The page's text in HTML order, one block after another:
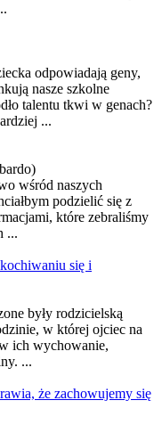
odpowiadają geny,
nasze szkolne
talentu tkwi w genach?
...
wśród naszych
podzielić się z
które zebraliśmy
...
się i
były rodzicielską
w której ojciec na
ich wychowanie,
...
że zachowujemy się